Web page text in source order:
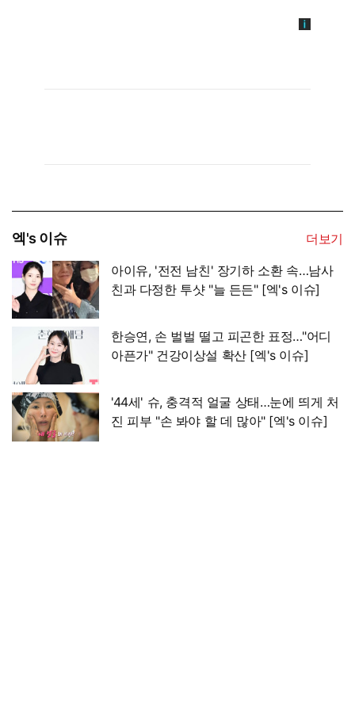
엑's 이슈
더보기
아이유, '전전 남친' 장기하 소환 속…남사
친과 다정한 투샷 "늘 든든" [엑's 이슈]
한승연, 손 벌벌 떨고 피곤한 표정…"어디
아픈가" 건강이상설 확산 [엑's 이슈]
'44세' 슈, 충격적 얼굴 상태…눈에 띄게 처
진 피부 "손 봐야 할 데 많아" [엑's 이슈]